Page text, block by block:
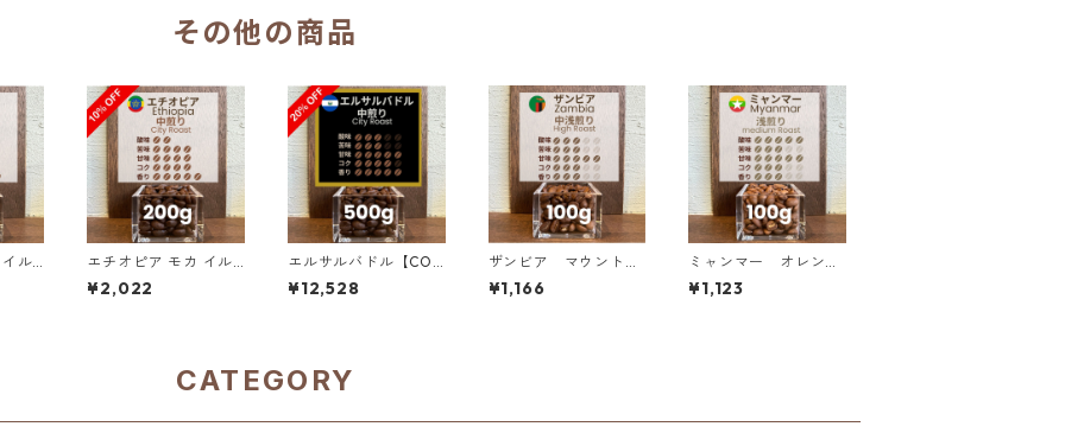
その他の商品
ル
エチオピア モカ イル
ガチェフェ G1 チェル
チェレ ナチュラル 20
¥2,022
エルサルバドル【COE
2025 8位】ロス・ナラ
ンホス農園 ナチュラ
¥12,528
ザンビア マウント・
スンズ農園 AA+ スタ
ーマヤ＆マルセレサ 1
¥1,166
ミャンマー オレンジ
サンシャイン G１ ウォ
ッシュド・アナエロビ
¥1,123
CATEGORY